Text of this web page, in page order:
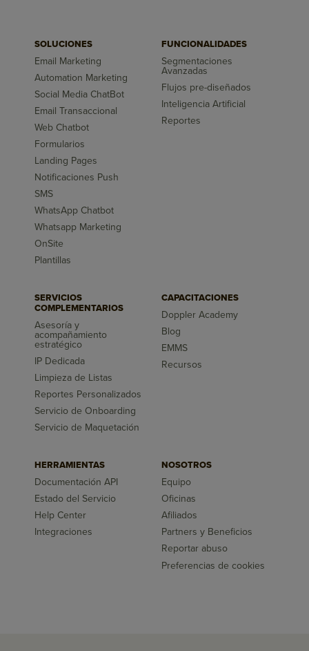
SOLUCIONES
Email Marketing
Automation Marketing
Social Media ChatBot
Email Transaccional
Web Chatbot
Formularios
Landing Pages
Notificaciones Push
SMS
WhatsApp Chatbot
Whatsapp Marketing
OnSite
Plantillas
FUNCIONALIDADES
Segmentaciones
Avanzadas
Flujos pre-diseñados
Inteligencia Artificial
Reportes
SERVICIOS
COMPLEMENTARIOS
Asesoría y
acompañamiento
estratégico
IP Dedicada
Limpieza de Listas
Reportes Personalizados
Servicio de Onboarding
Servicio de Maquetación
CAPACITACIONES
Doppler Academy
Blog
EMMS
Recursos
HERRAMIENTAS
Documentación API
Estado del Servicio
Help Center
Integraciones
NOSOTROS
Equipo
Oficinas
Afiliados
Partners y Beneficios
Reportar abuso
Preferencias de cookies